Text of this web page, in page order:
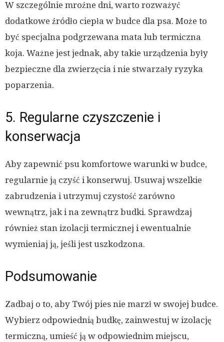
W szczególnie mroźne dni, warto rozważyć
dodatkowe źródło ciepła w budce dla psa. Może to
być specjalna podgrzewana mata lub termiczna
koja. Ważne jest jednak, aby takie urządzenia były
bezpieczne dla zwierzęcia i nie stwarzały ryzyka
poparzenia.
5. Regularne czyszczenie i
konserwacja
Aby zapewnić psu komfortowe warunki w budce,
regularnie ją czyść i konserwuj. Usuwaj wszelkie
zabrudzenia i utrzymuj czystość zarówno
wewnątrz, jak i na zewnątrz budki. Sprawdzaj
również stan izolacji termicznej i ewentualnie
wymieniaj ją, jeśli jest uszkodzona.
Podsumowanie
Zadbaj o to, aby Twój pies nie marzł w swojej budce.
Wybierz odpowiednią budkę, zainwestuj w izolację
termiczną, umieść ją w odpowiednim miejscu,